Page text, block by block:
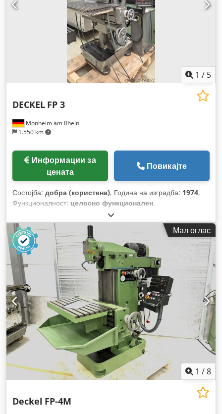
1 / 5
Monheim am Rhein
1.550 km
DECKEL FP 3
цената
Повикајте
Состојба: добра (користена), Година на изградба: 1974,
Функционалност: целосно функционален,
Мал оглас
1 /8
Deckel FP-4M